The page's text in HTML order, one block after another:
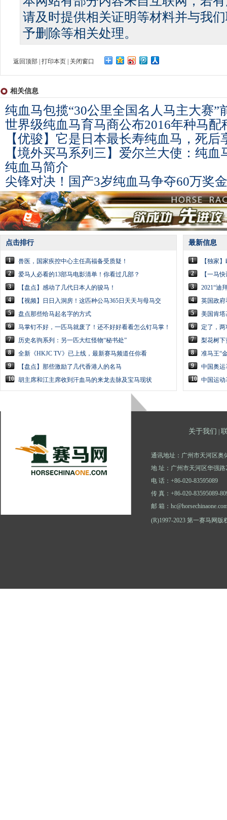
请及时提供相关证明等材料并与我
予删除等相关处理。
返回顶部 打印本页 关闭窗口
相关信息
纯血马包揽“30公里全国名人马主大赛”
世界级纯血马育马商公布2016年种马配
【优骏】它是日本最长寿纯血马，死后
【境外买马系列三】爱尔兰大使：纯
纯血马简介
尖锋对决！国产3岁纯血马争夺60万奖
点击排行
1
兽医，国家疾控中心主任高福备受质疑！
2
爱马人必看的13部马电影清单！你看过几部？
3
【盘点】感动了几代日本人的骏马！
4
【视频】日日入洞房！这匹种公马365日天天与母马交
5
盘点那些给马起名字的方式
6
马掌钉不好，一匹马就废了！还不好好看看怎么钉马掌！
7
历史名驹系列：另一匹大红怪物“秘书处”
8
全新《HKJC TV》已上线，最新赛马频道任你看
9
【盘点】那些激励了几代香港人的名马
10 胡主席和江主席收到汗血马的来龙去脉及宝马现状
最新信息
1
【独家
2
【一马
3
2021“迪
4
英国政府
5
美国肯塔
6
定了，
7
梨花树下
8
准马王“
9
中国奥运
10 中国运动
关于我们
通讯地址：广州市天河区奥
地 址：广州市天河区华强路
电 话：+86-020-83595089
传 真：+86-020-83595089-
邮 箱：
(R)1997-2023 第一赛马网版